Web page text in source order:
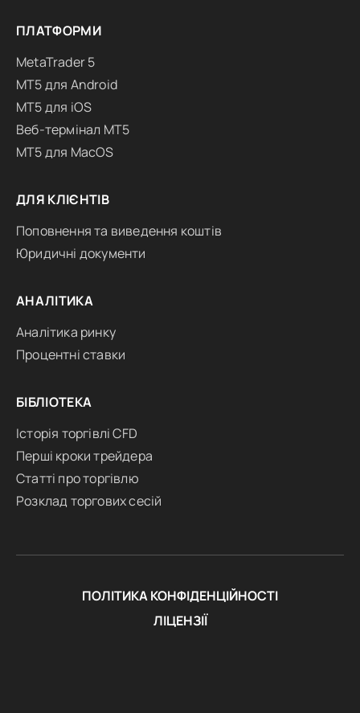
ПЛАТФОРМИ
MetaTrader 5
MT5 для Android
MT5 для iOS
Веб-термінал MT5
MT5 для MacOS
ДЛЯ КЛІЄНТІВ
Поповнення та виведення коштів
Юридичні документи
АНАЛІТИКА
Аналітика ринку
Процентні ставки
БІБЛІОТЕКА
Історія торгівлі CFD
Перші кроки трейдера
Статті про торгівлю
Розклад торгових сесій
ПОЛІТИКА КОНФІДЕНЦІЙНОСТІ
ЛІЦЕНЗІЇ